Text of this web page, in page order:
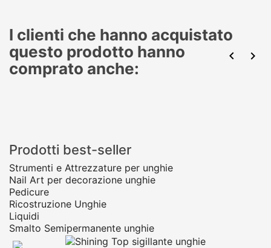
I clienti che hanno acquistato
questo prodotto hanno
comprato anche:
 
Prodotti best-seller
Strumenti e Attrezzature per unghie
Nail Art per decorazione unghie
Pedicure
Ricostruzione Unghie
Liquidi
Smalto Semipermanente unghie